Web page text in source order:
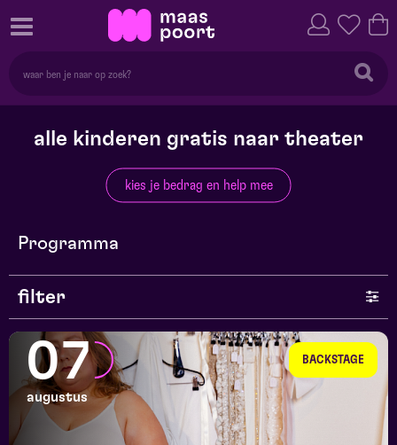
alle kinderen gratis naar theater
kies je bedrag en help mee
Programma
filter
genre
series en selecties
BACKSTAGE
07
augustus